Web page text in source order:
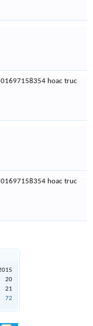
20
21
72
01697158354 hoac truc
01697158354 hoac truc